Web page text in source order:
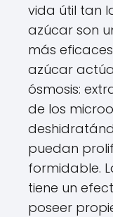
vida útil tan
azúcar son
más
azúcar
ósmosis:
de los
puedan
formidable.
tiene un
poseer